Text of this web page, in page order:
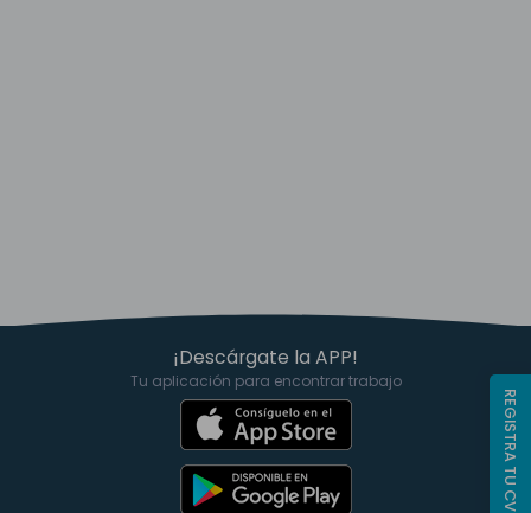
¡Descárgate la APP!
Tu aplicación para encontrar trabajo
REGISTRA TU CV